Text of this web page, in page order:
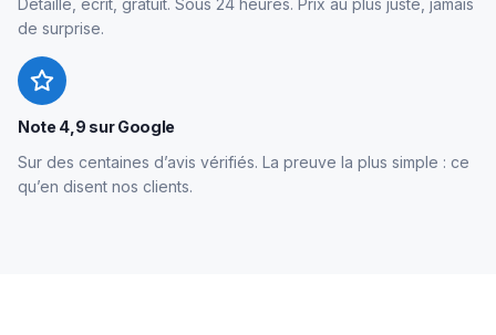
Détaillé, écrit, gratuit. Sous 24 heures. Prix au plus juste, jamais
de surprise.
Note 4,9 sur Google
Sur des centaines d’avis vérifiés. La preuve la plus simple : ce
qu’en disent nos clients.